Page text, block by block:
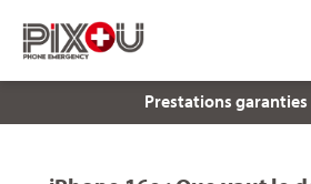
Prestations garanties